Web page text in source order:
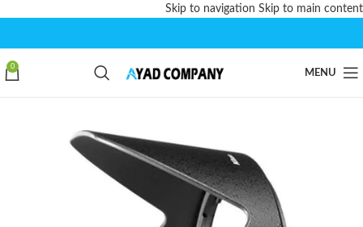
Skip to navigation Skip to main content
MENU
0